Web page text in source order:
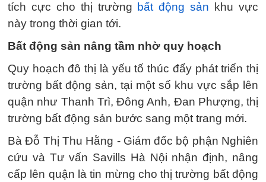
tích cực cho thị trường bất động sản khu vực
này trong thời gian tới.
Bất động sản nâng tầm nhờ quy hoạch
Quy hoạch đô thị là yếu tố thúc đẩy phát triển thị
trường bất động sản, tại một số khu vực sắp lên
quận như Thanh Trì, Đông Anh, Đan Phượng, thị
trường bất động sản bước sang một trang mới.
Bà Đỗ Thị Thu Hằng - Giám đốc bộ phận Nghiên
cứu và Tư vấn Savills Hà Nội nhận định, nâng
cấp lên quận là tin mừng cho thị trường bất động